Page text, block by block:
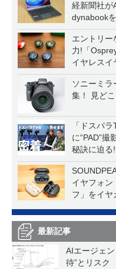
経新聞社が
dynabook
エントリー
力!「
イヤレスイ
一気に聴く
ソニーミ
集！ 見ど
「ドスパ
に“PAD”撮
秘訣に迫る
イヤフォン
フ」をイヤ
最新記事
AIエージェ
待”とリス